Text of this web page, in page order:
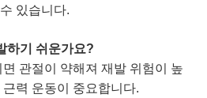
있습니다.
하기 쉬운가요?
관절이 약해져 재발 위험이 높
력 운동이 중요합니다.